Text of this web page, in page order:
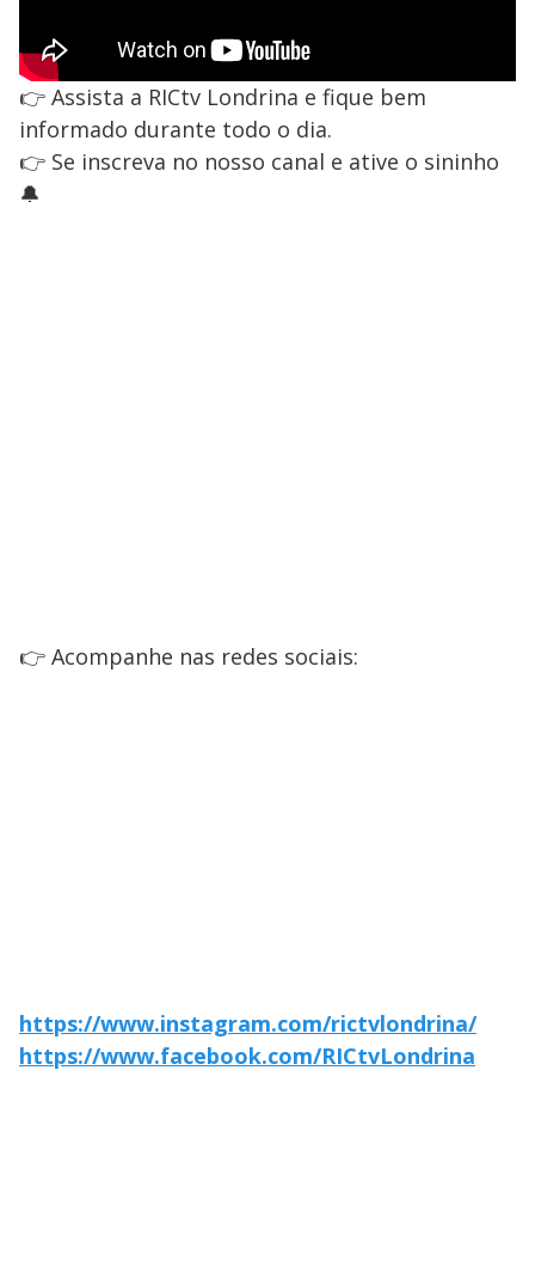
👉 Assista a RICtv Londrina e fique bem
informado durante todo o dia.
👉 Se inscreva no nosso canal e ative o sininho
🔔
👉 Acompanhe nas redes sociais:
https://www.instagram.com/rictvlondrina/
https://www.facebook.com/RICtvLondrina